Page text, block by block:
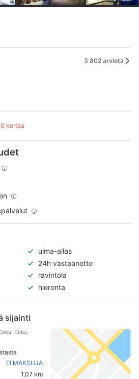
3 802 arviota
kertaa
uima-allas
24h vastaanotto
ravintola
hieronta
sijainti
Cebu,
EI MAKSUJA
1,07 km